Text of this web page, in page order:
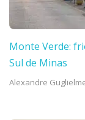
Monte Verde:
Sul de Minas
Alexandre